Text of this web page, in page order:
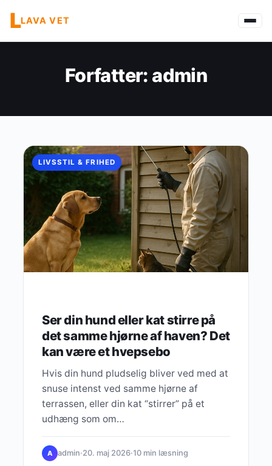
LLAVA VET
Forfatter: admin
LIVSSTIL & FRIHED
Ser din hund eller kat stirre på
det samme hjørne af haven? Det
kan være et hvepsebo
Hvis din hund pludselig bliver ved med at
snuse intenst ved samme hjørne af
terrassen, eller din kat “stirrer” på et
udhæng som om…
A admin·20. maj 2026·10 min læsning